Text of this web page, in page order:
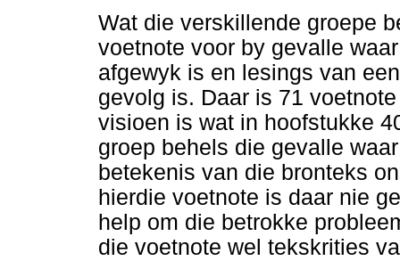
Wat die verskillende groepe
voetnote voor by gevalle
afgewyk is en lesings van
gevolg is. Daar is 71
visioen is wat in hoofstukke
groep behels die gevalle
betekenis van die bronteks
hierdie voetnote is daar nie
help om die betrokke
die voetnote wel tekskrities